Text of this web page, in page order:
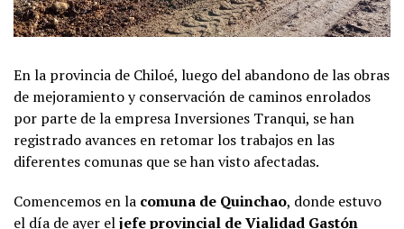
En la provincia de Chiloé, luego del abandono de las obras
de mejoramiento y conservación de caminos enrolados
por parte de la empresa Inversiones Tranqui, se han
registrado avances en retomar los trabajos en las
diferentes comunas que se han visto afectadas.
Comencemos en la comuna de Quinchao, donde estuvo
el día de ayer eljefe provincial de Vialidad Gastón